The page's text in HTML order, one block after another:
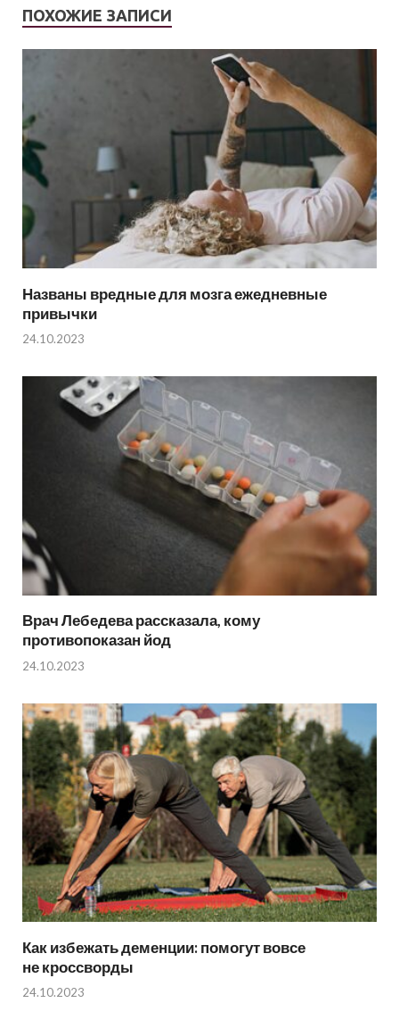
ПОХОЖИЕ ЗАПИСИ
Названы вредные для мозга ежедневные
привычки
24.10.2023
Врач Лебедева рассказала, кому
противопоказан йод
24.10.2023
Как избежать деменции: помогут вовсе
не кроссворды
24.10.2023